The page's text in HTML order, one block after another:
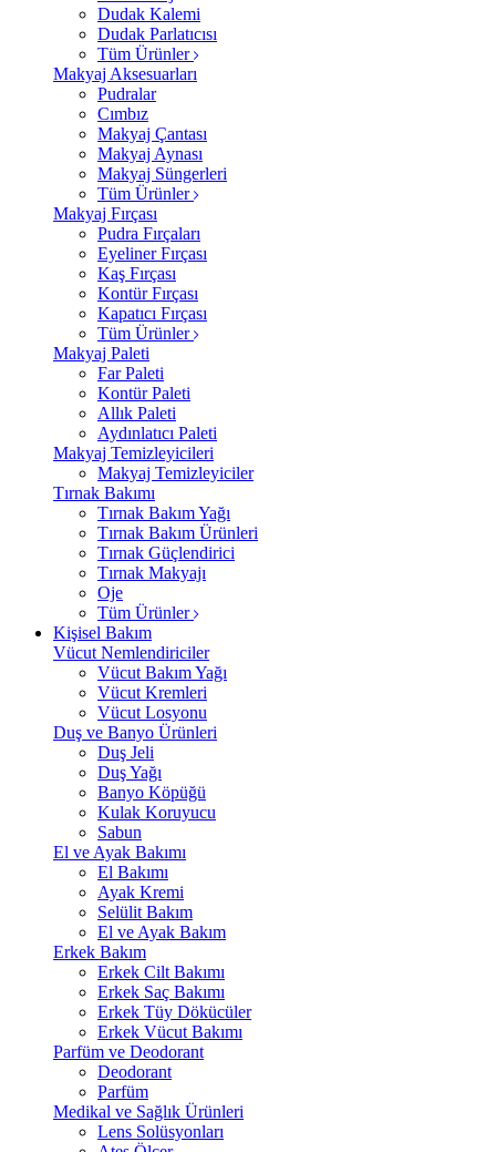
Dudak Kalemi
Dudak Parlatıcısı
Tüm Ürünler
Makyaj Aksesuarları
Pudralar
Cımbız
Makyaj Çantası
Makyaj Aynası
Makyaj Süngerleri
Tüm Ürünler
Makyaj Fırçası
Pudra Fırçaları
Eyeliner Fırçası
Kaş Fırçası
Kontür Fırçası
Kapatıcı Fırçası
Tüm Ürünler
Makyaj Paleti
Far Paleti
Kontür Paleti
Allık Paleti
Aydınlatıcı Paleti
Makyaj Temizleyicileri
Makyaj Temizleyiciler
Tırnak Bakımı
Tırnak Bakım Yağı
Tırnak Bakım Ürünleri
Tırnak Güçlendirici
Tırnak Makyajı
Oje
Tüm Ürünler
Kişisel Bakım
Vücut Nemlendiriciler
Vücut Bakım Yağı
Vücut Kremleri
Vücut Losyonu
Duş ve Banyo Ürünleri
Duş Jeli
Duş Yağı
Banyo Köpüğü
Kulak Koruyucu
Sabun
El ve Ayak Bakımı
El Bakımı
Ayak Kremi
Selülit Bakım
El ve Ayak Bakım
Erkek Bakım
Erkek Cilt Bakımı
Erkek Saç Bakımı
Erkek Tüy Dökücüler
Erkek Vücut Bakımı
Parfüm ve Deodorant
Deodorant
Parfüm
Medikal ve Sağlık Ürünleri
Lens Solüsyonları